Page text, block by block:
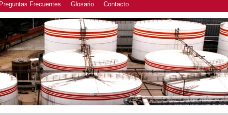
Preguntas Frecuentes Glosario Contacto